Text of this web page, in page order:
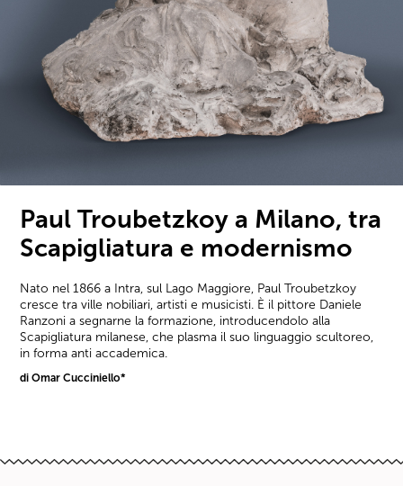
Paul Troubetzkoy a Milano, tra
Scapigliatura e modernismo
Nato nel 1866 a Intra, sul Lago Maggiore, Paul Troubetzkoy
cresce tra ville nobiliari, artisti e musicisti. È il pittore Daniele
Ranzoni a segnarne la formazione, introducendolo alla
Scapigliatura milanese, che plasma il suo linguaggio scultoreo,
in forma anti accademica.
di Omar Cucciniello*